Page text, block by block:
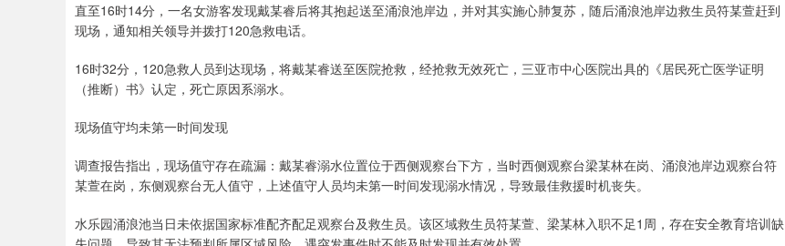
直至16时14分，一名女游客发现戴某睿后将其抱起送至涌浪池岸边，并对其实施心肺复苏，随后涌浪池岸边救生员符某萱赶到
现场，通知相关领导并拨打120急救电话。
16时32分，120急救人员到达现场，将戴某睿送至医院抢救，经抢救无效死亡，三亚市中心医院出具的《居民死亡医学证明
（推断）书》认定，死亡原因系溺水。
现场值守均未第一时间发现
调查报告指出，现场值守存在疏漏：戴某睿溺水位置位于西侧观察台下方，当时西侧观察台梁某林在岗、涌浪池岸边观察台符
某萱在岗，东侧观察台无人值守，上述值守人员均未第一时间发现溺水情况，导致最佳救援时机丧失。
水乐园涌浪池当日未依据国家标准配齐配足观察台及救生员。该区域救生员符某萱、梁某林入职不足1周，存在安全教育培训缺